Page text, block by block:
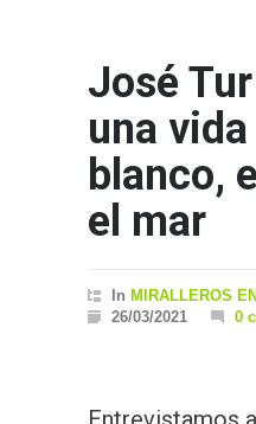
José
una vida
blanco,
el mar
In MIRALLEROS
26/03/2021
0